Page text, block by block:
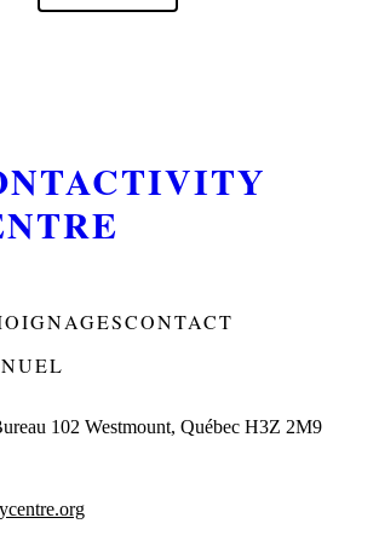
CONTACT
102 Westmount, Québec H3Z 2M9